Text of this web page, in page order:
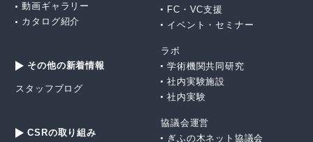
FC・VC支援
イベント・セミナー
ラボ
学術機関共同研究
社内実験施設
社内実験
協議会運営
ぎふの木ネット協議会
動画ギャラリー
カタログ紹介
その他の新着情報
スタッフブログ
CSRの取り組み